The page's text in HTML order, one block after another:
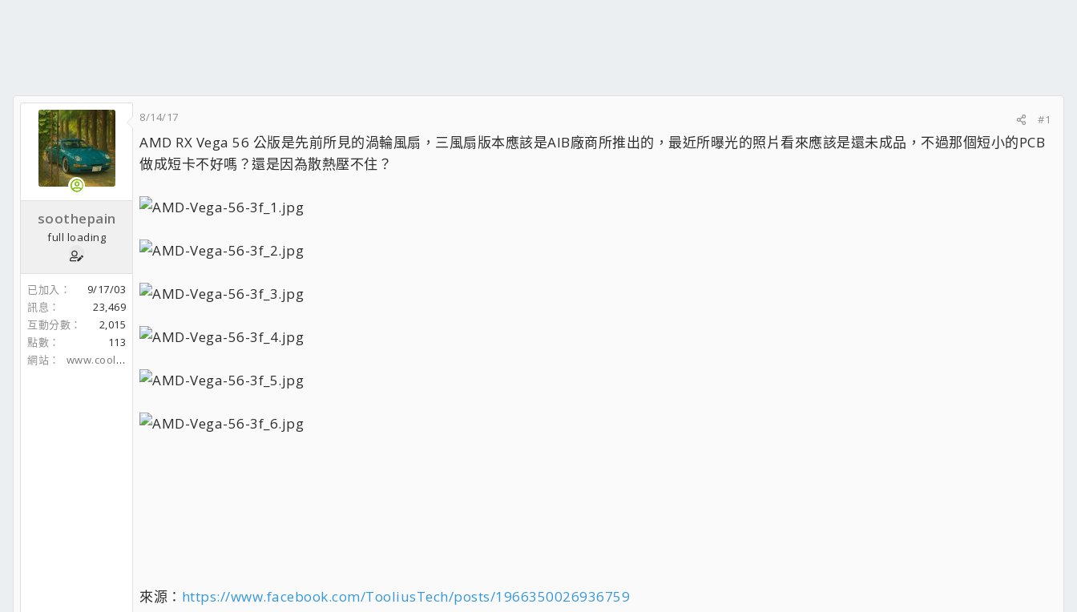
soothepain
full loading
已加入
9/17/03
訊息
23,469
互動分數
2,015
點數
113
網站
www.coolaler.com
8/14/17 #1
AMD RX Vega 56 公版是先前所見的渦輪風扇，三風扇版本應該是AIB廠商所推出的，最近所曝光的照片看來應該是還未成品，不過那個短小的PCB
做成短卡不好嗎？還是因為散熱壓不住？
來源： https://www.facebook.com/TooliusTech/posts/1966350026936759